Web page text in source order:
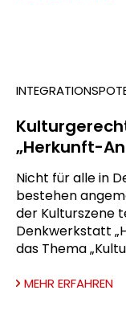
„Herkunft-
Nicht für alle in
bestehen
der Kulturszene
Denkwerkstatt
das Thema
MEHR ERFAHREN